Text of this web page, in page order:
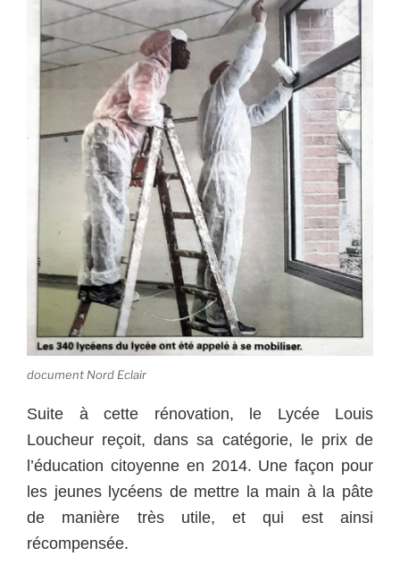
document Nord Eclair
Suite à cette rénovation, le Lycée Louis
Loucheur reçoit, dans sa catégorie, le prix de
l’éducation citoyenne en 2014. Une façon pour
les jeunes lycéens de mettre la main à la pâte
de manière très utile, et qui est ainsi
récompensée.